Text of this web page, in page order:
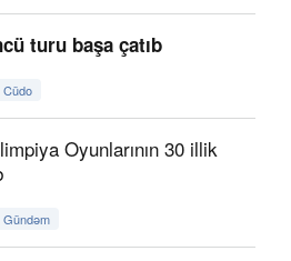
turu başa çatıb
Cüdo
Oyunlarının 30 illik
Gündəm